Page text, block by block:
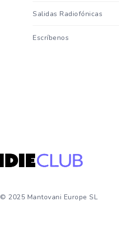
Salidas Radiofónicas
Escríbenos
© 2025 Mantovani Europe SL